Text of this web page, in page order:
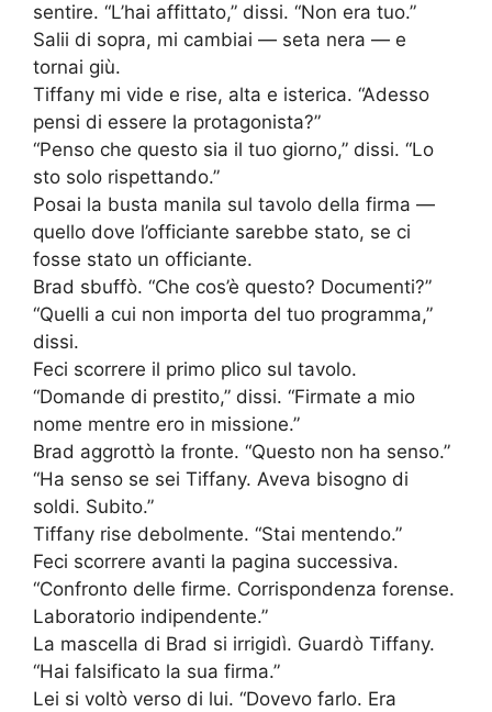
sentire. “L’hai affittato,” dissi. “Non era tuo.”
Salii di sopra, mi cambiai — seta nera — e
tornai giù.
Tiffany mi vide e rise, alta e isterica. “Adesso
pensi di essere la protagonista?”
“Penso che questo sia il tuo giorno,” dissi. “Lo
sto solo rispettando.”
Posai la busta manila sul tavolo della firma —
quello dove l’officiante sarebbe stato, se ci
fosse stato un officiante.
Brad sbuffò. “Che cos’è questo? Documenti?”
“Quelli a cui non importa del tuo programma,”
dissi.
Feci scorrere il primo plico sul tavolo.
“Domande di prestito,” dissi. “Firmate a mio
nome mentre ero in missione.”
Brad aggrottò la fronte. “Questo non ha senso.”
“Ha senso se sei Tiffany. Aveva bisogno di
soldi. Subito.”
Tiffany rise debolmente. “Stai mentendo.”
Feci scorrere avanti la pagina successiva.
“Confronto delle firme. Corrispondenza forense.
Laboratorio indipendente.”
La mascella di Brad si irrigidì. Guardò Tiffany.
“Hai falsificato la sua firma.”
Lei si voltò verso di lui. “Dovevo farlo. Era